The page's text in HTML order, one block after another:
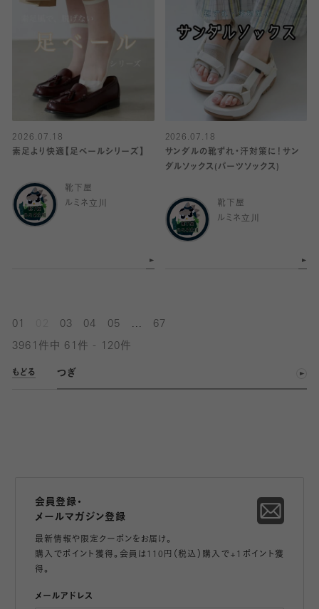
2026.07.18
素足より快適【足ベールシリーズ】
靴下屋
ルミネ立川
2026.07.18
サンダルの靴ずれ・汗対策に！サン
ダルソックス(パーツソックス)
靴下屋
ルミネ立川
01 03 04 05 67
3961件中 61件 - 120件
もどる つぎ
会員登録・
メールマガジン登録
最新情報や限定クーポンをお届け。
購入でポイント獲得。会員は110円（税込）購入で+1ポイント獲
得。
メールアドレス